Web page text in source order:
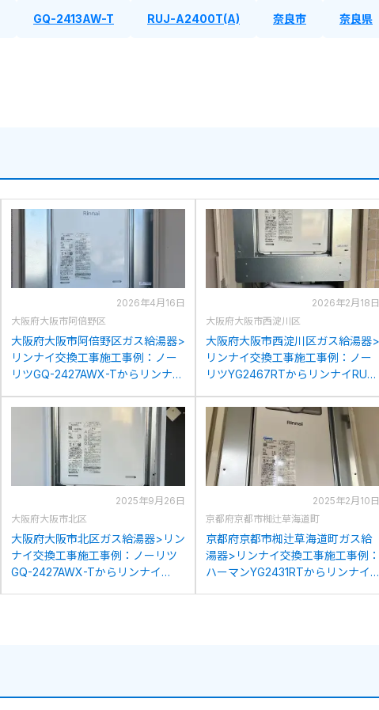
GQ-2413AW-T RUJ-A2400T(A) 奈良市 奈良県
2026年4月16日
大阪府大阪市阿倍野区
大阪府大阪市阿倍野区ガス給湯器>
リンナイ交換工事施工事例：ノー
リツGQ-2427AWX-Tからリンナイ
2026年2月18日
大阪府大阪市西淀川区
大阪府大阪市西淀川区ガス給湯器>
リンナイ交換工事施工事例：ノー
リツYG2467RTからリンナイRUJ-
2025年9月26日
大阪府大阪市北区
大阪府大阪市北区ガス給湯器>リン
ナイ交換工事施工事例：ノーリツ
GQ-2427AWX-Tからリンナイ
2025年2月10日
京都府京都市椥辻草海道町
京都府京都市椥辻草海道町ガス給
湯器>リンナイ交換工事施工事例：
ハーマンYG2431RTからリンナイ